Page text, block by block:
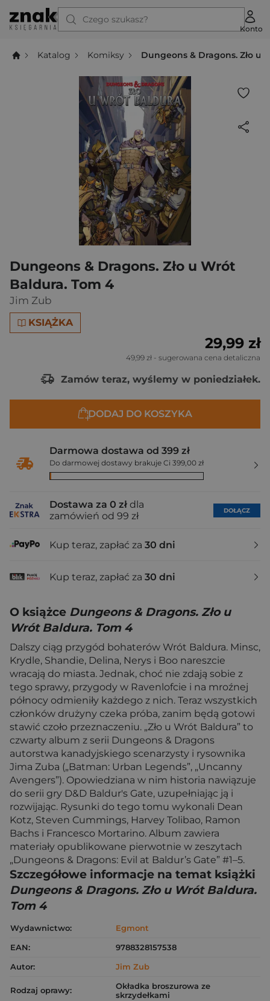
Czego szukasz?
Konto
Katalog Komiksy Dungeons & Dragons. Zło u
Dungeons & Dragons. Zło u Wrót
Baldura. Tom 4
Jim Zub
KSIĄŻKA
29,99 zł
49,99 zł - sugerowana cena detaliczna
Zamów teraz, wyślemy w poniedziałek.
DODAJ DO KOSZYKA
Darmowa dostawa od 399 zł
Do darmowej dostawy brakuje Ci 399,00 zł
Dostawa za 0 zł dla
zamówień od 99 zł
DOŁĄCZ
Kup teraz, zapłać za 30 dni
Kup teraz, zapłać za 30 dni
O książce Dungeons & Dragons. Zło u
Wrót Baldura. Tom 4
Dalszy ciąg przygód bohaterów Wrót Baldura. Minsc,
Krydle, Shandie, Delina, Nerys i Boo nareszcie
wracają do miasta. Jednak, choć nie zdają sobie z
tego sprawy, przygody w Ravenlofcie i na mroźnej
północy odmieniły każdego z nich. Teraz wszystkich
członków drużyny czeka próba, zanim będą gotowi
stawić czoło przeznaczeniu. „Zło u Wrót Baldura” to
czwarty album z serii Dungeons & Dragons
autorstwa kanadyjskiego scenarzysty i rysownika
Jima Zuba („Batman: Urban Legends”, „Uncanny
Avengers”). Opowiedziana w nim historia nawiązuje
do serii gry D&D Baldur's Gate, uzupełniając ją i
rozwijając. Rysunki do tego tomu wykonali Dean
Kotz, Steven Cummings, Harvey Tolibao, Ramon
Bachs i Francesco Mortarino. Album zawiera
materiały opublikowane pierwotnie w zeszytach
„Dungeons & Dragons: Evil at Baldur’s Gate” #1–5.
Szczegółowe informacje na temat książki
Dungeons & Dragons. Zło u Wrót Baldura.
Tom 4
Wydawnictwo:
Egmont
EAN:
9788328157538
Autor:
Jim Zub
Rodzaj oprawy:
Okładka broszurowa ze
skrzydełkami